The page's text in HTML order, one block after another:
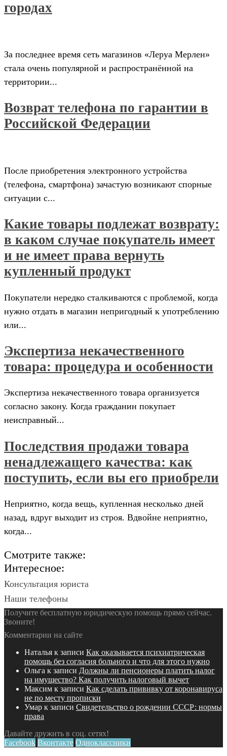
городах
За последнее время сеть магазинов «Леруа Мерлен»
стала очень популярной и распространённой на
территории...
Возврат телефона по гарантии в
Российской Федерации
После приобретения электронного устройства
(телефона, смартфона) зачастую возникают спорные
ситуации с...
Какие товары подлежат возврату:
в каком случае покупатель имеет
и не имеет права вернуть
купленный продукт
Покупатели нередко сталкиваются с проблемой, когда
нужно отдать в магазин непригодный к употреблению
или...
Экспертиза некачественного
товара: процедура и особенности
Экспертиза некачественного товара организуется
согласно закону. Когда гражданин покупает
неисправный...
Последствия продажи товара
ненадлежащего качества: как
поступить, если вы его приобрели
Неприятно, когда вещь, купленная несколько дней
назад, вдруг выходит из строя. Вдвойне неприятно,
когда...
Смотрите также:
Интересное:
Консультация юриста
Наши телефоны
Получите бесплатную юридическую помощь прямо сейчас.
Звоните!
Комментарии на сайте
Наталья к записи Как оказывается психиатрическая
помощь без согласия больного и что для этого нужно
Ольга к записи Должны ли пенсионеры платить налог
на имущество? Как получить налоговый вычет
Максим к записи Как сделать прививку от коронавируса
не по месту прописки
Умар к записи Свидетельство о рождении СССР: нормы
права
Давайте дружить в соц. сетях!
Facebook Вконтакте Одноклассники